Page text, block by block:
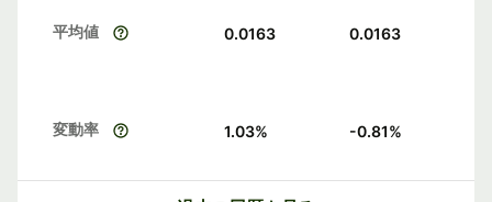
平均値 0.0163 0.0163
変動率 1.03% -0.81%